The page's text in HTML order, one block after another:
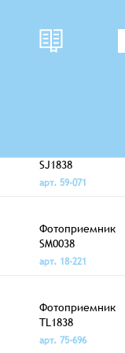
SJ1838
арт. 59-071
Фотоприемник
SM0038
арт. 18-221
Фотоприемник
TL1838
арт. 75-696